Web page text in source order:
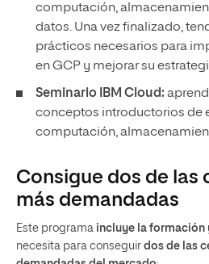
computación,
datos. Una vez finalizado,
prácticos necesarios para
en GCP y mejorar su
Seminario IBM Cloud:
conceptos introductorios de
computación,
Consigue dos de
más demandadas
Este programa incluye la formación
necesita para conseguir dos de las